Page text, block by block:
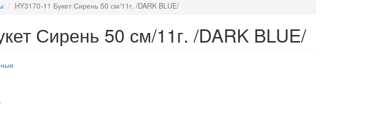
HY3170-11 Букет Сирень 50 см/11г. /DARK BLUE/
Сирень 50 см/11г. /DARK BLUE/